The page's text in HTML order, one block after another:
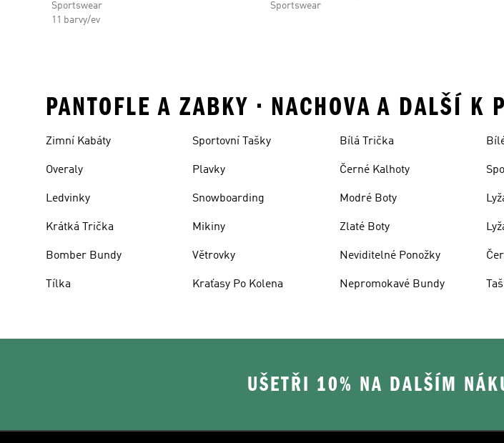
Sportswear
11 barvy/ev
Sportswear
PANTOFLE A ZABKY • NACHOVA A DALŠÍ K
Zimní Kabáty
Overaly
Ledvinky
Krátká Trička
Bomber Bundy
Tílka
Sportovní Tašky
Plavky
Snowboarding
Mikiny
Větrovky
Kraťasy Po Kolena
Bílá Trička
Černé Kalhoty
Modré Boty
Zlaté Boty
Neviditelné Ponožky
Nepromokavé Bundy
UŠETŘI 10% NA DALŠÍM